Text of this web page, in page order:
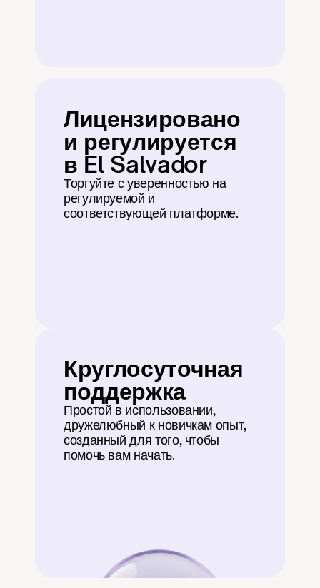
Лицензировано
и регулируется
в El Salvador
Торгуйте с уверенностью на
регулируемой и
соответствующей платформе.
Круглосуточная
поддержка
Простой в использовании,
дружелюбный к новичкам опыт,
созданный для того, чтобы
помочь вам начать.